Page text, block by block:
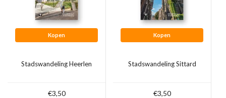
Kopen
Stadswandeling Heerlen
€3,50
Kopen
Stadswandeling Sittard
€3,50